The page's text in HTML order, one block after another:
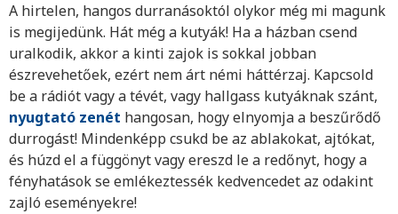
A hirtelen, hangos durranásoktól olykor még mi magunk
is megijedünk. Hát még a kutyák! Ha a házban csend
uralkodik, akkor a kinti zajok is sokkal jobban
észrevehetőek, ezért nem árt némi háttérzaj. Kapcsold
be a rádiót vagy a tévét, vagy hallgass kutyáknak szánt,
nyugtató zenét hangosan, hogy elnyomja a beszűrődő
durrogást! Mindenképp csukd be az ablakokat, ajtókat,
és húzd el a függönyt vagy ereszd le a redőnyt, hogy a
fényhatások se emlékeztessék kedvencedet az odakint
zajló eseményekre!